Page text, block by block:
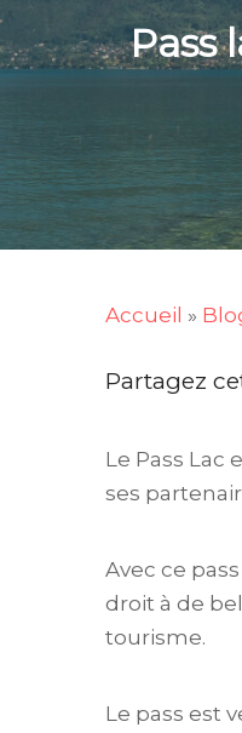
Pass
Accueil »
Partagez
Le Pass Lac
ses
Avec ce
droit à de
tourisme.
Le pass est